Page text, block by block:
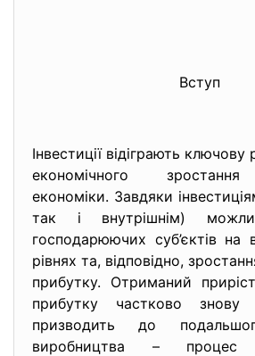
Вступ
Інвестиції відіграють
економічного зростання
економіки. Завдяки
так і внутрішнім)
господарюючих суб’єктів на
рівнях та, відповідно,
прибутку. Отриманий
прибутку частково знову
призводить до
виробництва – процес